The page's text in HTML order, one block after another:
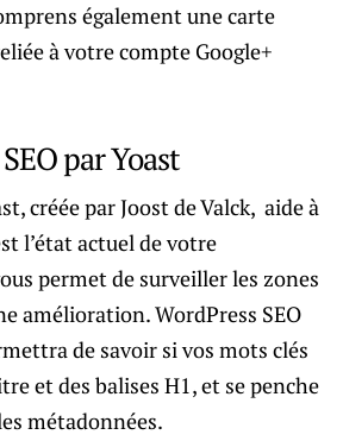
également une carte
à votre compte Google+
par Yoast
créée par Joost de Valck, aide à
l’état actuel de votre
permet de surveiller les zones
amélioration. WordPress SEO
de savoir si vos mots clés
et des balises H1, et se penche
métadonnées.